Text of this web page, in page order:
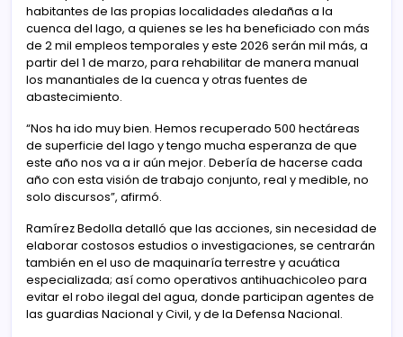
habitantes de las propias localidades aledañas a la
cuenca del lago, a quienes se les ha beneficiado con más
de 2 mil empleos temporales y este 2026 serán mil más, a
partir del 1 de marzo, para rehabilitar de manera manual
los manantiales de la cuenca y otras fuentes de
abastecimiento.
“Nos ha ido muy bien. Hemos recuperado 500 hectáreas
de superficie del lago y tengo mucha esperanza de que
este año nos va a ir aún mejor. Debería de hacerse cada
año con esta visión de trabajo conjunto, real y medible, no
solo discursos”, afirmó.
Ramírez Bedolla detalló que las acciones, sin necesidad de
elaborar costosos estudios o investigaciones, se centrarán
también en el uso de maquinaría terrestre y acuática
especializada; así como operativos antihuachicoleo para
evitar el robo ilegal del agua, donde participan agentes de
las guardias Nacional y Civil, y de la Defensa Nacional.